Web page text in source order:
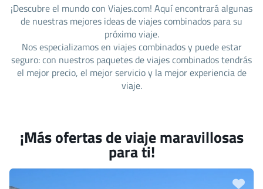
¡Descubre el mundo con Viajes.com! Aquí encontrará algunas
de nuestras mejores ideas de viajes combinados para su
próximo viaje.
Nos especializamos en viajes combinados y puede estar
seguro: con nuestros paquetes de viajes combinados tendrás
el mejor precio, el mejor servicio y la mejor experiencia de
viaje.
¡Más ofertas de viaje maravillosas
para ti!